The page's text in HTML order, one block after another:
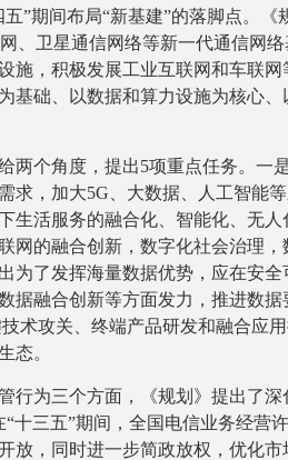
”期间布局“新基建”的落脚点。《
、卫星通信网络等新一代通信网
施，积极发展工业互联网和车联网
基础、以数据和算力设施为核心
两个角度，提出5项重点任务。一
求，加大5G、大数据、人工智能
生活服务的融合化、智能化、无人
网的融合创新，数字化社会治理
为了发挥海量数据优势，应在安全
据融合创新等方面发力，推进数据
术攻关、终端产品研发和融合应
态。
行为三个方面，《规划》提出了深
十三五”期间，全国电信业务经营
放，同时进一步简政放权，优化市